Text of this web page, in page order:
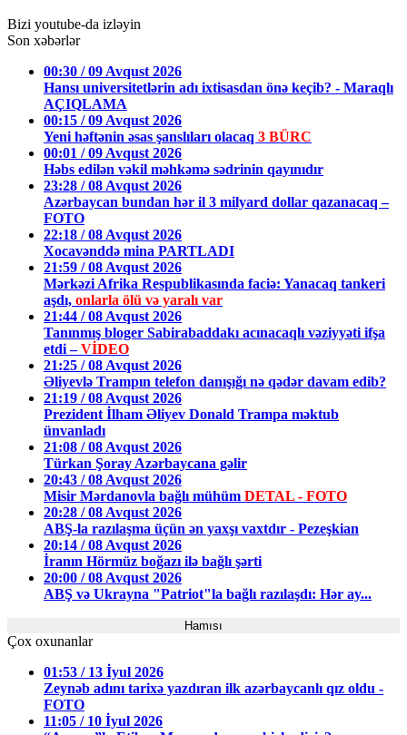
Bizi youtube-da izləyin
Son xəbərlər
00:30 / 09 Avqust 2026
Hansı universitetlərin adı ixtisasdan önə keçib? - Maraqlı
AÇIQLAMA
00:15 / 09 Avqust 2026
Yeni həftənin əsas şanslıları olacaq 3 BÜRC
00:01 / 09 Avqust 2026
Həbs edilən vəkil məhkəmə sədrinin qayınıdır
23:28 / 08 Avqust 2026
Azərbaycan bundan hər il 3 milyard dollar qazanacaq –
FOTO
22:18 / 08 Avqust 2026
Xocavənddə mina PARTLADI
21:59 / 08 Avqust 2026
Mərkəzi Afrika Respublikasında faciə: Yanacaq tankeri
aşdı, onlarla ölü və yaralı var
21:44 / 08 Avqust 2026
Tanınmış bloger Sabirabaddakı acınacaqlı vəziyyəti ifşa
etdi –VİDEO
21:25 / 08 Avqust 2026
Əliyevlə Trampın telefon danışığı nə qədər davam edib?
21:19 / 08 Avqust 2026
Prezident İlham Əliyev Donald Trampa məktub
ünvanladı
21:08 / 08 Avqust 2026
Türkan Şoray Azərbaycana gəlir
20:43 / 08 Avqust 2026
Misir Mərdanovla bağlı mühüm DETAL - FOTO
20:28 / 08 Avqust 2026
ABŞ-la razılaşma üçün ən yaxşı vaxtdır - Pezeşkian
20:14 / 08 Avqust 2026
İranın Hörmüz boğazı ilə bağlı şərti
20:00 / 08 Avqust 2026
ABŞ və Ukrayna "Patriot"la bağlı razılaşdı: Hər ay...
Hamısı
Çox oxunanlar
01:53 / 13 İyul 2026
Zeynəb adını tarixə yazdıran ilk azərbaycanlı qız oldu -
FOTO
11:05 / 10 İyul 2026